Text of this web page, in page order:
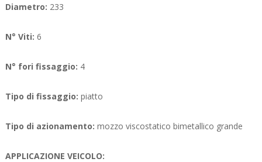
Diametro: 233
N° Viti: 6
N° fori fissaggio: 4
Tipo di fissaggio: piatto
Tipo di azionamento: mozzo viscostatico bimetallico grande
APPLICAZIONE VEICOLO: